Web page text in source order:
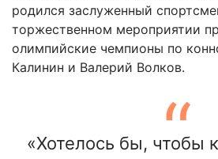
родился заслуженный
торжественном мероприятии
олимпийские чемпионы по
Калинин и Валерий Волков.
«Хотелось бы, чтобы